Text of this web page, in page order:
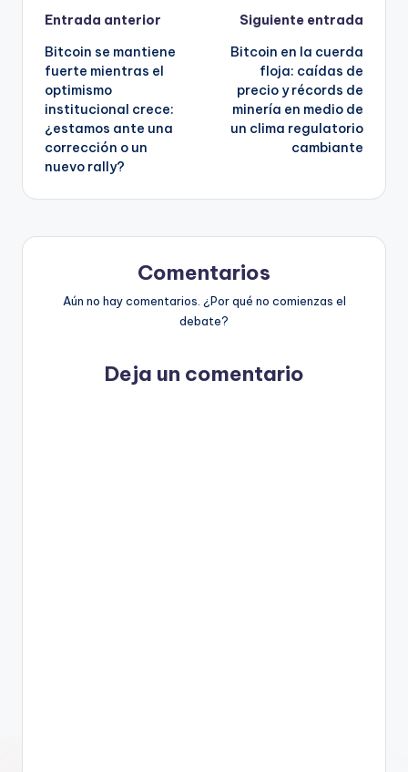
Navegación
de
entradas
Entrada anterior
Bitcoin se mantiene
fuerte mientras el
optimismo
institucional crece:
¿estamos ante una
corrección o un
nuevo rally?
Siguiente entrada
Bitcoin en la cuerda
floja: caídas de
precio y récords de
minería en medio de
un clima regulatorio
cambiante
Comentarios
Aún no hay comentarios. ¿Por qué no comienzas el
debate?
Deja un comentario